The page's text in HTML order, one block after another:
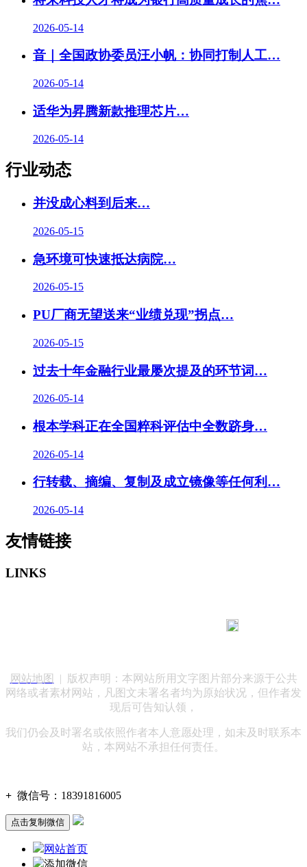
2026-05-14
音｜全国政协委员汪小帆：协同打制人工…
2026-05-14
适华为昇腾新款推理芯片…
2026-05-14
行业动态
并没成心料到后来…
2026-05-15
急环境可快速抵达病院…
2026-05-15
PU厂商无望送来“业绩兑现”拐点…
2026-05-15
过去十年金融行业最屡次提及的环节词…
2026-05-14
根本学科正在全国粹科评估中全数跻身…
2026-05-14
行转载、摘编、复制及成立镜像等任何利…
2026-05-14
友情链接
LINKS
网站地图
| 版权声明：本网站所用文字图片部分来源于公共
网络或者素材网站，凡图文未署名者均为原始状况，但作者发
现后可告知认领，
我们仍会及时署名或依照作者本人意愿处理，如未及时联系本
站，本网站不承担任何责任。
+ 微信号： 18391816005
点击复制微信
网站首页
添加微信